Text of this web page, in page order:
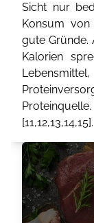
Sicht nur
Konsum
gute Gründe.
Kalorien
[11,12,13,14,15].